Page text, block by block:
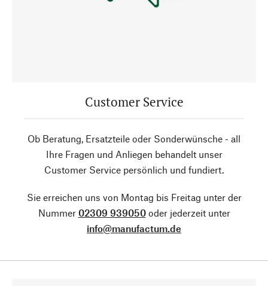
Customer Service
Ob Beratung, Ersatzteile oder Sonderwünsche - all
Ihre Fragen und Anliegen behandelt unser
Customer Service persönlich und fundiert.
Sie erreichen uns von Montag bis Freitag unter der
Nummer 02309 939050oder jederzeit unter
info@manufactum.de